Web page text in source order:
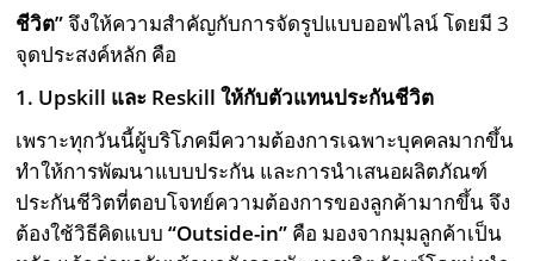
ชีวิต”จึงให้ความสำคัญกับการจัดรูปแบบออฟไลน์ โดยมี 3
จุดประสงค์หลัก คือ
1. Upskill และ Reskill ให้กับตัวแทนประกันชีวิต
เพราะทุกวันนี้ผู้บริโภคมีความต้องการเฉพาะบุคคลมากขึ้น
ทำให้การพัฒนาแบบประกัน และการนำเสนอผลิตภัณฑ์
ประกันชีวิตที่ตอบโจทย์ความต้องการของลูกค้ามากขึ้น จึง
ต้องใช้วิธีคิดแบบ“Outside-in” คือ มองจากมุมลูกค้าเป็น